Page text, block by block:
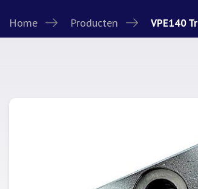
Home Producten VPE140